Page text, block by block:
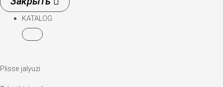
KATALOG
Plisse jalyuzi